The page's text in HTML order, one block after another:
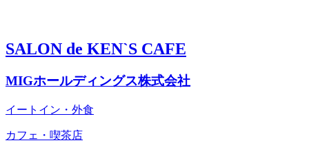
SALON de KEN`S CAFE
MIGホールディングス株式会社
イートイン・外食
カフェ・喫茶店